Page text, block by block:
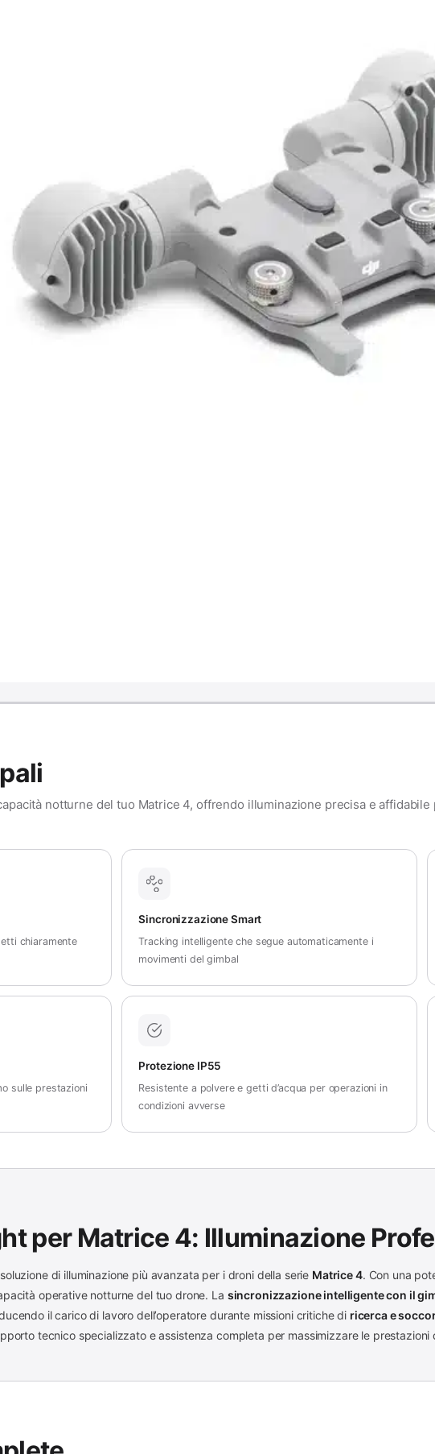
notturne del tuo Matrice 4, offrendo illuminazione precisa e
chiaramente
Sincronizzazione Smart
Tracking intelligente che segue automaticamente i
movimenti del gimbal
sulle prestazioni
Protezione IP55
Resistente a polvere e getti d’acqua per operazioni in
condizioni avverse
per Matrice 4: Illuminazione
di illuminazione più avanzata per i droni della serie Matrice 4. Con una
operative notturne del tuo drone. La sincronizzazione intelligente con il
il carico di lavoro dell’operatore durante missioni critiche di ricerca e
tecnico specializzato e assistenza completa per massimizzare le